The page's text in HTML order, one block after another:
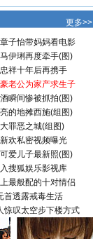
更多>>
子怡带妈妈看电影
伊琍再度牵手(图)
祥十年后再携手
老公为家产求生子
瞬间惨被抓拍(图)
的地摊西施(组图)
罪恶之城(组图)
欢私密视频曝光
爱儿子最新照(图)
搜狐娱乐影视库
最般配的十对情侣
首透露戒毒生活
惊叹太空步下楼方式